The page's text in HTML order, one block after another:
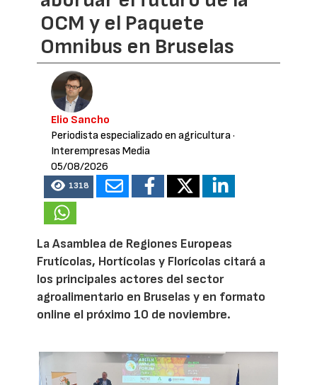
OCM y el Paquete
Omnibus en Bruselas
Elio Sancho
Periodista especializado en agricultura·
Interempresas Media
05/08/2026
1318
La Asamblea de Regiones Europeas
Frutícolas, Hortícolas y Florícolas citará a
los principales actores del sector
agroalimentario en Bruselas y en formato
online el próximo 10 de noviembre.